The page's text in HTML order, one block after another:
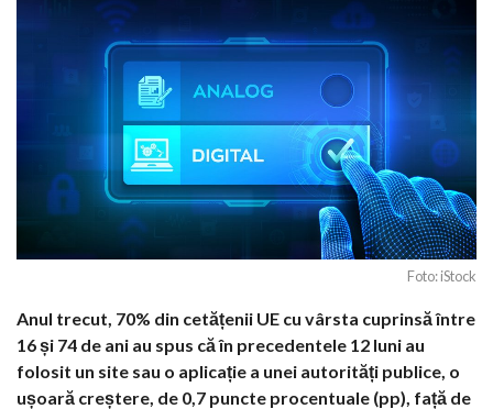
Foto: iStock
Anul trecut, 70% din cetățenii UE cu vârsta cuprinsă între
16 și 74 de ani au spus că în precedentele 12 luni au
folosit un site sau o aplicație a unei autorități publice, o
ușoară creștere, de 0,7 puncte procentuale (pp), față de